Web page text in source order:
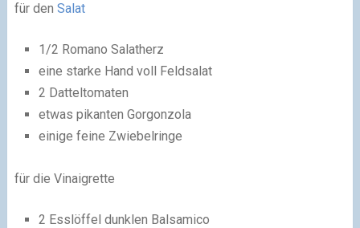
für den Salat
1/2 Romano Salatherz
eine starke Hand voll Feldsalat
2 Datteltomaten
etwas pikanten Gorgonzola
einige feine Zwiebelringe
für die Vinaigrette
2 Esslöffel dunklen Balsamico